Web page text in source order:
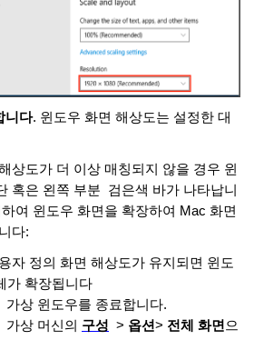
니다. 윈도우 화면 해상도는 설정한 대
상도가 더 이상 매칭되지 않을 경우 윈
혹은 왼쪽 부분 검은색 바가 나타납니
여 윈도우 화면을 확장하여 Mac 화면
다:
자 정의 화면 해상도가 유지되면 윈도
가 확장됩니다
가상 윈도우를 종료합니다.
가상 머신의 구성 > 옵션> 전체 화면 으